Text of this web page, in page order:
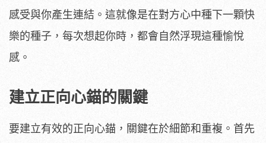
感受與你產生連結。這就像是在對方心中種下一顆快
樂的種子，每次想起你時，都會自然浮現這種愉悅
感。
建立正向心錨的關鍵
要建立有效的正向心錨，關鍵在於細節和重複。首先